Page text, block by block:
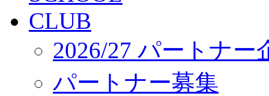
CLUB
2026/27 パートナー
パートナー募集